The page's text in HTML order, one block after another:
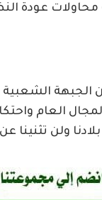
عودة
الجبهة
العام
ولن تثنينا